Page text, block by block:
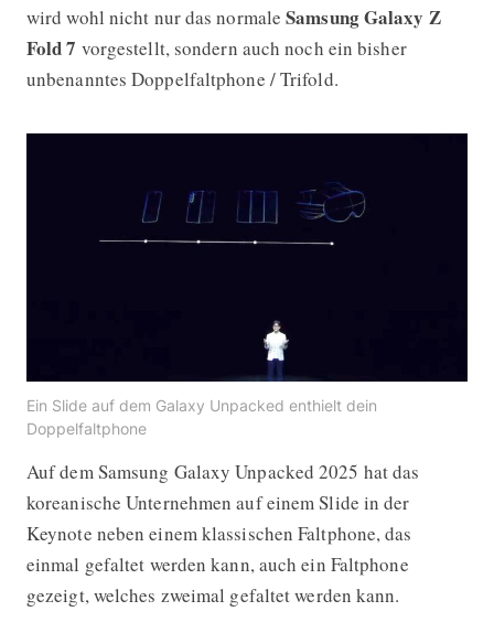
wird wohl nicht nur das normaleSamsung Galaxy Z
Fold 7 vorgestellt, sondern auch noch ein bisher
unbenanntes Doppelfaltphone / Trifold.
Ein Slide auf dem Galaxy Unpacked enthielt dein
Doppelfaltphone
Auf dem Samsung Galaxy Unpacked 2025 hat das
koreanische Unternehmen auf einem Slide in der
Keynote neben einem klassischen Faltphone, das
einmal gefaltet werden kann, auch ein Faltphone
gezeigt, welches zweimal gefaltet werden kann.